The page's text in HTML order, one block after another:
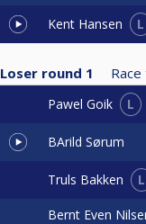
Kent Hansen L
Loser round 1 Race
Pawel Goik L
BArild Sørum
Truls Bakken L
Bernt Even